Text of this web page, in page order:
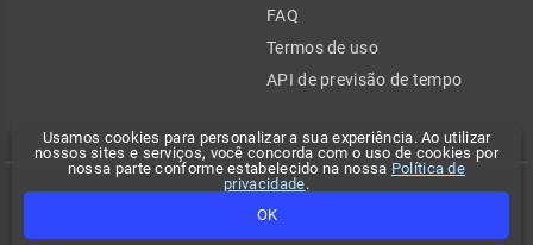
Usamos cookies para personalizar a sua experiência. Ao utilizar
nossos sites e serviços, você concorda com o uso de cookies por
nossa parte conforme estabelecido na nossa Política de
privacidade.
OK
FAQ
Termos de uso
API de previsão de tempo
Copyright 2026 - Climatempo. Todos os direitos reservados.